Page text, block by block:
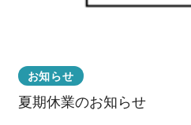
お知らせ
夏期休業のお知らせ